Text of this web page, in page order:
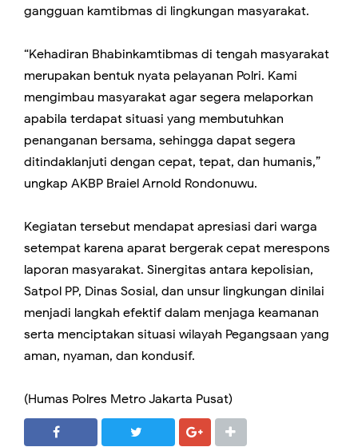
gangguan kamtibmas di lingkungan masyarakat.
“Kehadiran Bhabinkamtibmas di tengah masyarakat
merupakan bentuk nyata pelayanan Polri. Kami
mengimbau masyarakat agar segera melaporkan
apabila terdapat situasi yang membutuhkan
penanganan bersama, sehingga dapat segera
ditindaklanjuti dengan cepat, tepat, dan humanis,”
ungkap AKBP Braiel Arnold Rondonuwu.
Kegiatan tersebut mendapat apresiasi dari warga
setempat karena aparat bergerak cepat merespons
laporan masyarakat. Sinergitas antara kepolisian,
Satpol PP, Dinas Sosial, dan unsur lingkungan dinilai
menjadi langkah efektif dalam menjaga keamanan
serta menciptakan situasi wilayah Pegangsaan yang
aman, nyaman, dan kondusif.
(Humas Polres Metro Jakarta Pusat)